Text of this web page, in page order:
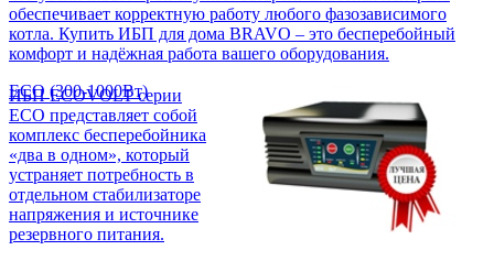
обеспечивает корректную работу любого фазозависимого
котла. Купить ИБП для дома BRAVO – это бесперебойный
комфорт и надёжная работа вашего оборудования.
ECO (300-1000Вт)
ИБП ECOVOLT серии
ECO представляет собой
комплекс бесперебойника
«два в одном», который
устраняет потребность в
отдельном стабилизаторе
напряжения и источнике
резервного питания.